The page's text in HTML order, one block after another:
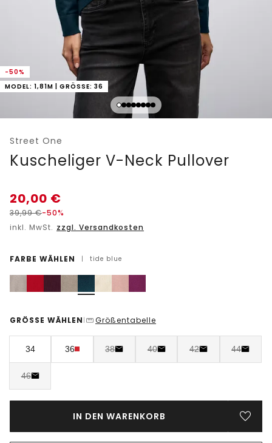
-50%
MODEL: 1,81M | GRÖSSE: 36
Street One
Kuscheliger V-Neck Pullover
20,00 €
39,99€-50%
inkl. MwSt. zzgl. Versandkosten
FARBE WÄHLEN | tide blue
GRÖSSE WÄHLEN | Größentabelle
34 36 38 40 42 44
46
IN DEN WARENKORB